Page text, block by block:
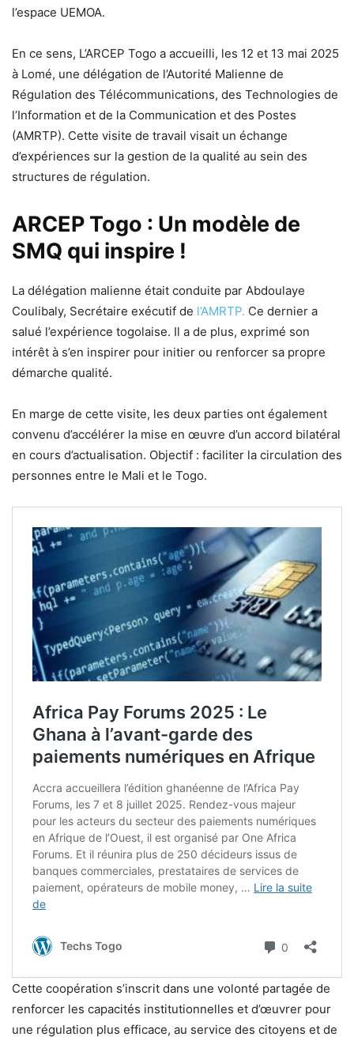
l’espace UEMOA.
En ce sens, L’ARCEP Togo a accueilli, les 12 et 13 mai 2025
à Lomé, une délégation de l’Autorité Malienne de
Régulation des Télécommunications, des Technologies de
l’Information et de la Communication et des Postes
(AMRTP). Cette visite de travail visait un échange
d’expériences sur la gestion de la qualité au sein des
structures de régulation.
ARCEP Togo : Un modèle de
SMQ qui inspire !
La délégation malienne était conduite par Abdoulaye
Coulibaly, Secrétaire exécutif de l’AMRTP. Ce dernier a
salué l’expérience togolaise. Il a de plus, exprimé son
intérêt à s’en inspirer pour initier ou renforcer sa propre
démarche qualité.
En marge de cette visite, les deux parties ont également
convenu d’accélérer la mise en œuvre d’un accord bilatéral
en cours d’actualisation. Objectif : faciliter la circulation des
personnes entre le Mali et le Togo.
Cette coopération s’inscrit dans une volonté partagée de
renforcer les capacités institutionnelles et d’œuvrer pour
une régulation plus efficace, au service des citoyens et de